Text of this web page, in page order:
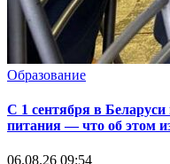
Образование
С 1 сентября в
питания — что об этом
06.08.26 09:54